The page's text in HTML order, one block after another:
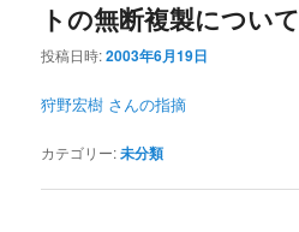
トの無断複製について
投稿日時:2003年6月19日
狩野宏樹 さんの指摘
カテゴリー:未分類